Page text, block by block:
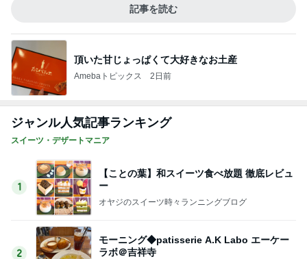
記事を読む
頂いた甘じょっぱくて大好きなお土産
Amebaトピックス 2日前
ジャンル人気記事ランキング
スイーツ・デザートマニア
1
【ことの葉】和スイーツ食べ放題 徹底レビュ
ー
オヤジのスイーツ時々ランニングブログ
2
モーニング◆patisserie A.K Labo エーケー
ラボ＠吉祥寺